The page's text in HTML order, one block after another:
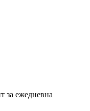
за ежедневна